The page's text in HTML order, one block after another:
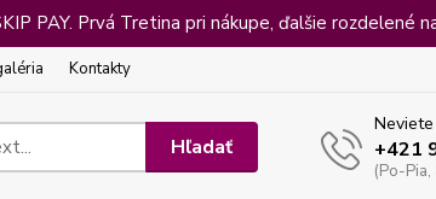
PAY. Prvá Tretina pri nákupe, ďalšie rozdelené
Kontakty
Hľadať +421
(Po-